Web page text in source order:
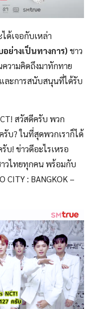
ด้เจอกับเหล่า
ย่างเป็นทางการ)ชาว
วามคิดถึงมาทักทาย
ะการสนับสนุนที่ได้รับ
สวัสดีครับ พวก
รับ? ในที่สุดพวกเราก็ได้
! ข่าวดีอะไรเหรอ
าวไทยทุกคน พร้อมกับ
CITY : BANGKOK –